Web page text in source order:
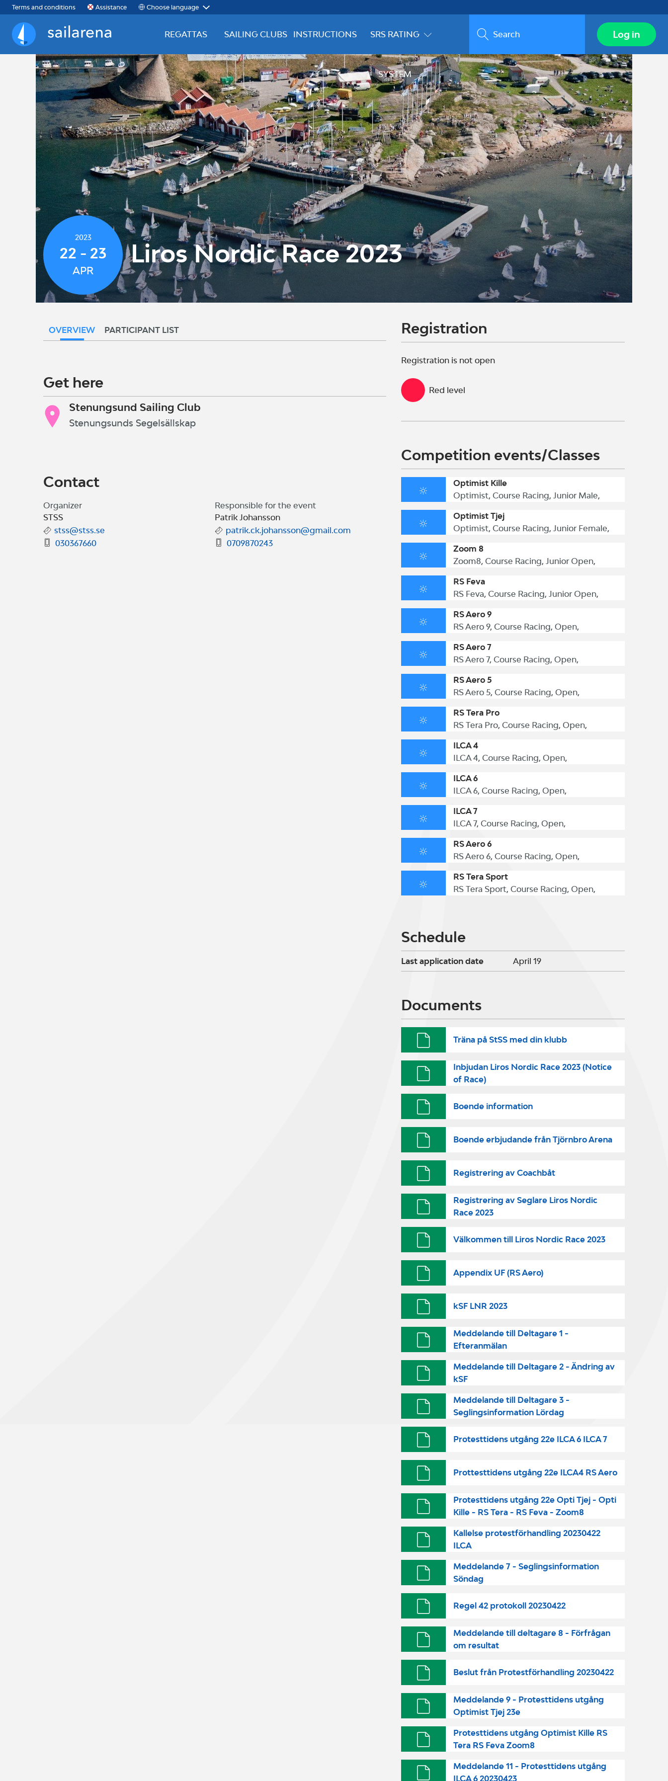
Terms and conditions Assistance Choose language
Sailarena
REGATTAS SAILING CLUBS INSTRUCTIONS SRS RATING
SYSTEM
Search Log in
2023
22 - 23
APR
Liros Nordic Race 2023
OVERVIEW PARTICIPANT LIST
Get here
Stenungsund Sailing Club
Stenungsunds Segelsällskap
Contact
Organizer
STSS
stss@stss.se
030367660
Responsible for the event
Patrik Johansson
patrik.ck.johansson@gmail.com
0709870243
Registration
Registration is not open
Red level
Competition events/Classes
Optimist Kille
Optimist, Course Racing, Junior Male,
Optimist Tjej
Optimist, Course Racing, Junior Female,
Zoom 8
Zoom8, Course Racing, Junior Open,
RS Feva
RS Feva, Course Racing, Junior Open,
RS Aero 9
RS Aero 9, Course Racing, Open,
RS Aero 7
RS Aero 7, Course Racing, Open,
RS Aero 5
RS Aero 5, Course Racing, Open,
RS Tera Pro
RS Tera Pro, Course Racing, Open,
ILCA 4
ILCA 4, Course Racing, Open,
ILCA 6
ILCA 6, Course Racing, Open,
ILCA 7
ILCA 7, Course Racing, Open,
RS Aero 6
RS Aero 6, Course Racing, Open,
RS Tera Sport
RS Tera Sport, Course Racing, Open,
Schedule
Last application date April 19
Documents
Träna på StSS med din klubb
Inbjudan Liros Nordic Race 2023 (Notice
of Race)
Boende information
Boende erbjudande från Tjörnbro Arena
Registrering av Coachbåt
Registrering av Seglare Liros Nordic
Race 2023
Välkommen till Liros Nordic Race 2023
Appendix UF (RS Aero)
kSF LNR 2023
Meddelande till Deltagare 1 -
Efteranmälan
Meddelande till Deltagare 2 - Ändring av
kSF
Meddelande till Deltagare 3 -
Seglingsinformation Lördag
Protesttidens utgång 22e ILCA 6 ILCA 7
Prottesttidens utgång 22e ILCA4 RS Aero
Protesttidens utgång 22e Opti Tjej - Opti
Kille - RS Tera - RS Feva - Zoom8
Kallelse protestförhandling 20230422
ILCA
Meddelande 7 - Seglingsinformation
Söndag
Regel 42 protokoll 20230422
Meddelande till deltagare 8 - Förfrågan
om resultat
Beslut från Protestförhandling 20230422
Meddelande 9 - Protesttidens utgång
Optimist Tjej 23e
Protesttidens utgång Optimist Kille RS
Tera RS Feva Zoom8
Meddelande 11 - Protesttidens utgång
ILCA 6 20230423